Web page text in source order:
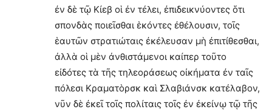
ἐν δὲ τῷ Κίεβ οἱ ἐν τέλει, ἐπιδεικνύοντες ὅτι
σπονδὰς ποιεῖσθαι ἑκόντες ἐθέλουσιν, τοῖς
ἑαυτῶν στρατιώταις ἐκέλευσαν μὴ ἐπιτίθεσθαι,
ἀλλὰ οἱ μὲν ἀνθιστάμενοι καίπερ τοῦτο
εἰδότες τὰ τῆς τηλεοράσεως οἰκήματα ἐν ταῖς
πόλεσι Κραματὸρσκ καὶ Σλαβιάνσκ κατέλαβον,
νῦν δὲ ἐκεῖ τοῖς πολίταις τοῖς ἐν ἐκείνῳ τῷ τῆς